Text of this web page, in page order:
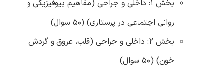
بخش 1: داخلی و جراحی (مفاهیم بیوفیزیکی و
روانی اجتماعی در پرستاری) (50 سوال)
بخش 2: داخلی و جراحی (قلب، عروق و گردش
خون) (50 سوال)